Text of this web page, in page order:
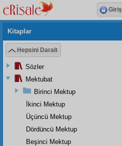
Kitaplar
Hepsini Daralt
Sözler
Mektubat
Birinci Mektup
İkinci Mektup
Üçüncü Mektup
Dördüncü Mektup
Beşinci Mektup
Giriş